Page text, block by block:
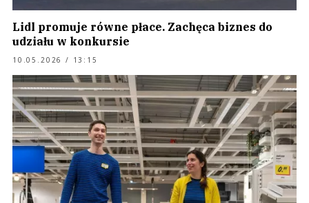
Lidl promuje równe płace. Zachęca biznes do
udziału w konkursie
10.05.2026 / 13:15